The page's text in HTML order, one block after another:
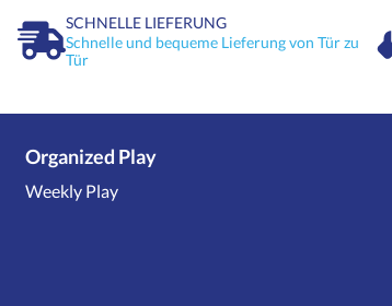
SCHNELLE LIEFERUNG
Schnelle und bequeme Lieferung von Tür zu
Tür
Organized Play
Weekly Play